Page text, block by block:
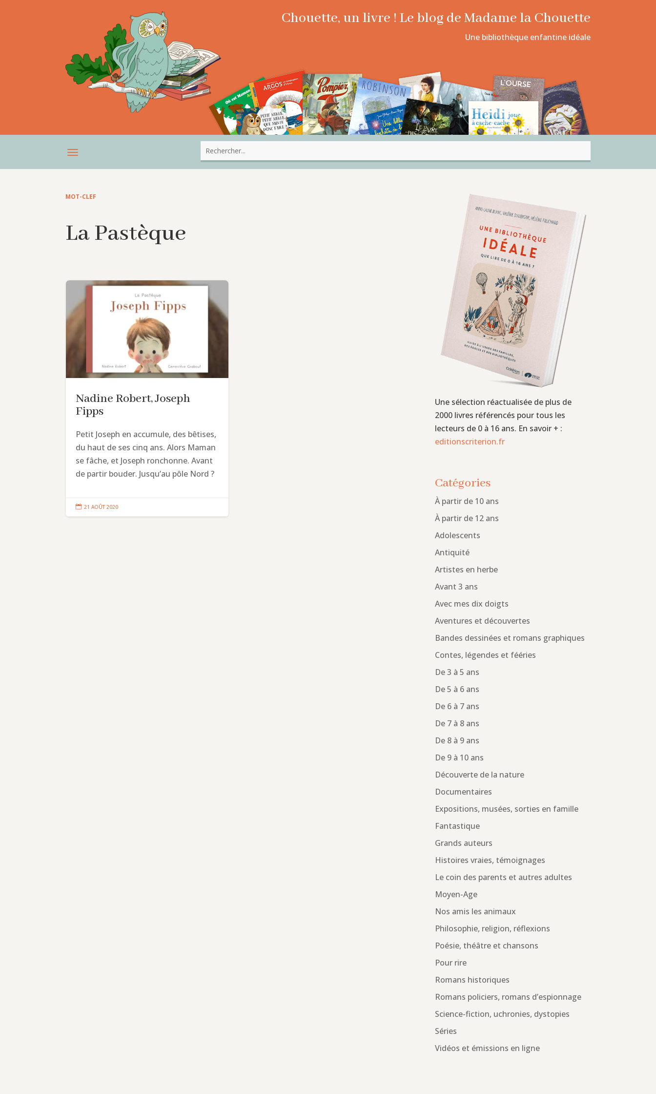
Chouette, un livre ! Le blog de Madame la Chouette
Une bibliothèque enfantine idéale
MOT-CLEF
La Pastèque
Nadine Robert, Joseph
Fipps
Petit Joseph en accumule, des bêtises,
du haut de ses cinq ans. Alors Maman
se fâche, et Joseph ronchonne. Avant
de partir bouder. Jusqu’au pôle Nord ?
 21 AOÛT 2020
Une sélection réactualisée de plus de
2000 livres référencés pour tous les
lecteurs de 0 à 16 ans. En savoir + :
editionscriterion.fr
Catégories
À partir de 10 ans
À partir de 12 ans
Adolescents
Antiquité
Artistes en herbe
Avant 3 ans
Avec mes dix doigts
Aventures et découvertes
Bandes dessinées et romans graphiques
Contes, légendes et fééries
De 3 à 5 ans
De 5 à 6 ans
De 6 à 7 ans
De 7 à 8 ans
De 8 à 9 ans
De 9 à 10 ans
Découverte de la nature
Documentaires
Expositions, musées, sorties en famille
Fantastique
Grands auteurs
Histoires vraies, témoignages
Le coin des parents et autres adultes
Moyen-Age
Nos amis les animaux
Philosophie, religion, réflexions
Poésie, théâtre et chansons
Pour rire
Romans historiques
Romans policiers, romans d’espionnage
Science-fiction, uchronies, dystopies
Séries
Vidéos et émissions en ligne